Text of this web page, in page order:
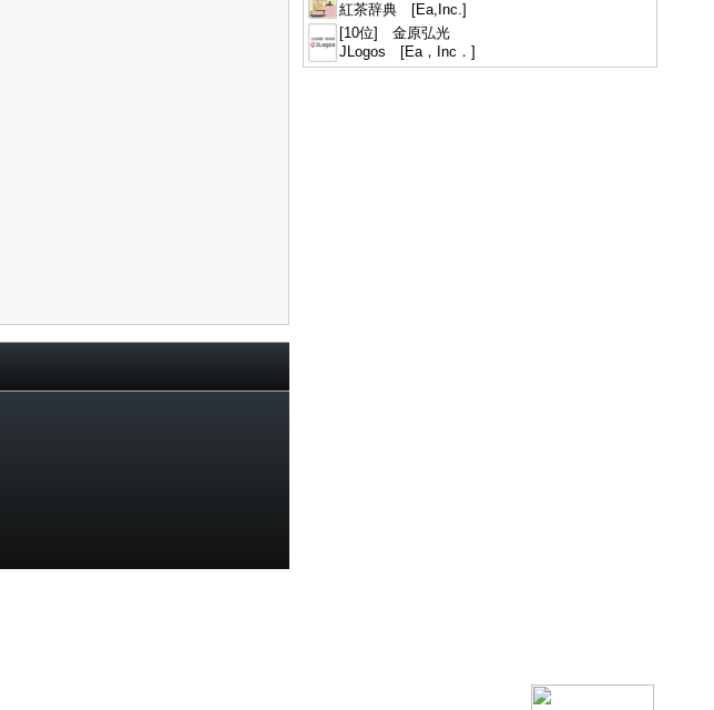
紅茶辞典 [Ea,Inc.]
[10位] 金原弘光
JLogos [Ea，Inc．]